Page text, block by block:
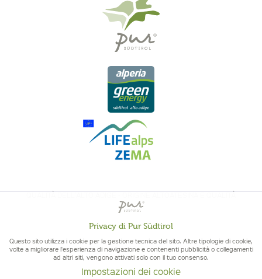
CONTROLLATA
Privacy di Pur Südtirol
Questo sito utilizza i cookie per la gestione tecnica del sito. Altre tipologie di cookie,
volte a migliorare l'esperienza di navigazione e contenenti pubblicità o collegamenti
ad altri siti, vengono attivati solo con il tuo consenso.
Impostazioni dei cookie